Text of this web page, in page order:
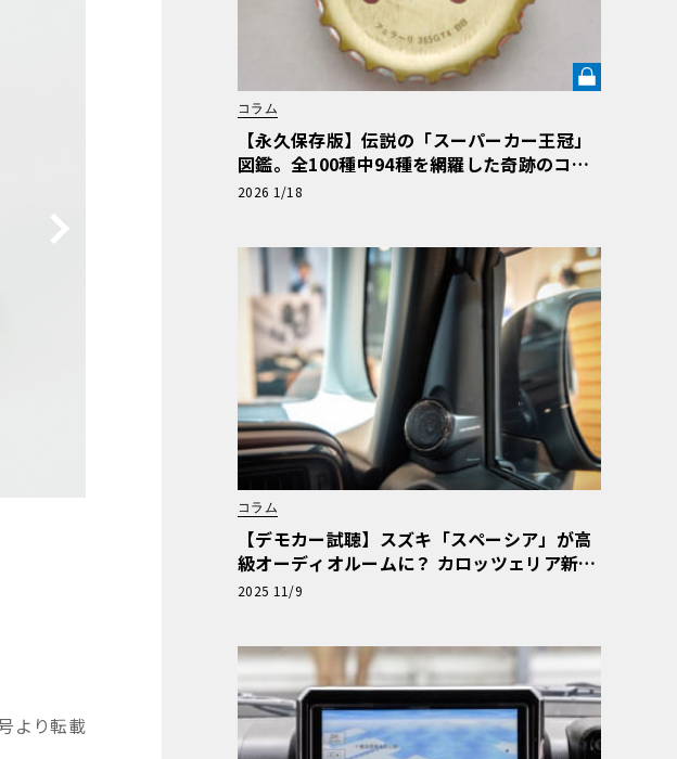
より転載
コラム
【永久保存版】伝説の「スーパーカー王冠」
図鑑。全100種中94種を網羅した奇跡のコレ
クション《LE VOLANT LAB》
2026 1/18
コラム
【デモカー試聴】スズキ「スペーシア」が高
級オーディオルームに？ カロッツェリア新
「Fシリーズ」の衝撃と「Cシリーズ」の芳醇
2025 11/9